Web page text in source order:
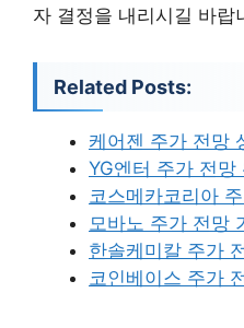
자 결정을 내리시길 바랍
Related Posts:
케어젠 주가 전망
YG엔터 주가 전망
코스메카코리아
모바노 주가 전망
한솔케미칼 주가
코인베이스 주가